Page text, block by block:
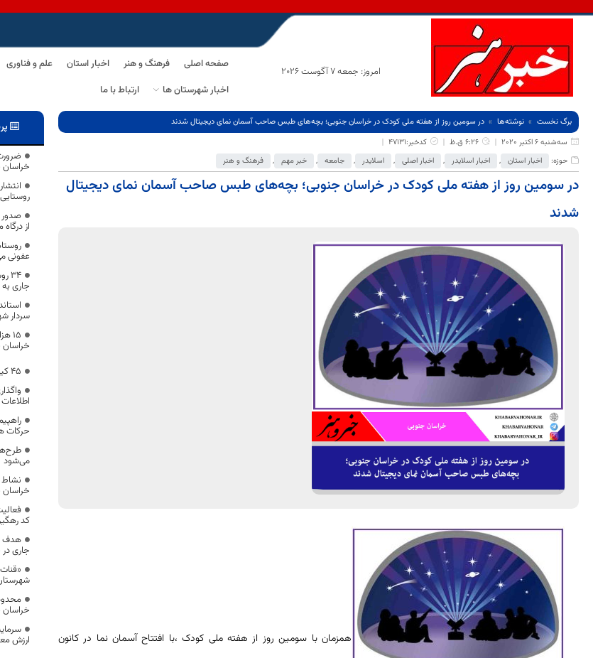
امروز: جمعه 7 آگوست 2026
صفحه اصلی فرهنگ و هنر اخبار استان علم و فناوری
اخبار شهرستان ها
ارتباط با ما
برگ نخست نوشته‌ها
در سومین روز از هفته ملی کودک در خراسان جنوبی؛ بچه‌های طبس صاحب آسمان نمای دیجیتال شدند
سه‌شنبه 6 اکتبر 2020
6:26 ق.ظ
کدخبر:47131
حوزه:
اخبار استان , اخبار اسلایدر , اخبار اصلی , اسلایدر , جامعه , خبر مهم , فرهنگ و هنر
در سومین روز از هفته ملی کودک در خراسان جنوبی؛ بچه‌های طبس صاحب آسمان نمای دیجیتال
شدند
همزمان با سومین روز از هفته ملی کودک ،با افتتاح آسمان نما در کانون
از
عفونی
جاری
سردار
۱۵
45 کيلو تریاک در” سربیشه”کشف شد
حرکات
می‌شود
نشاط
کد
جاری
ارزش